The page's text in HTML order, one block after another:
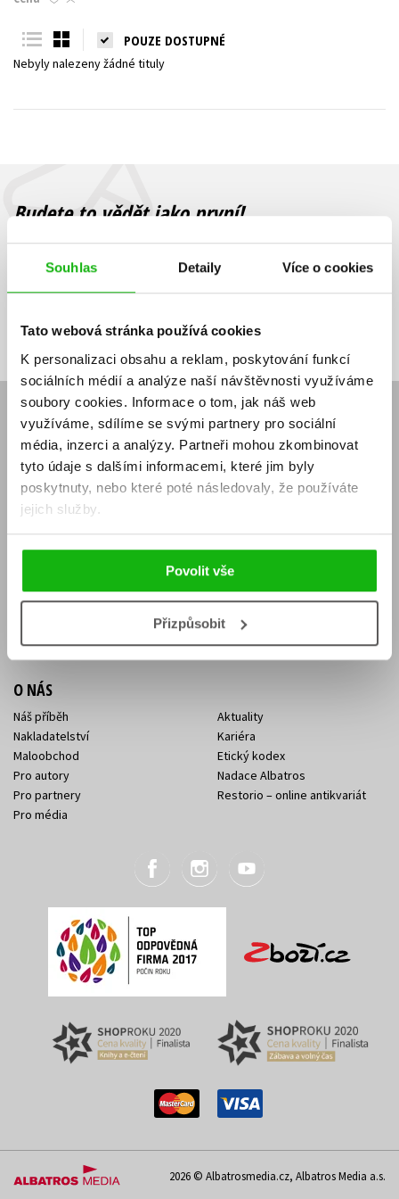
Souhlas Detaily Více o cookies
Tato webová stránka používá cookies
K personalizaci obsahu a reklam, poskytování funkcí
sociálních médií a analýze naší návštěvnosti využíváme
soubory cookies. Informace o tom, jak náš web
využíváme, sdílíme se svými partnery pro sociální
média, inzerci a analýzy. Partneři mohou zkombinovat
tyto údaje s dalšími informacemi, které jim byly
poskytnuty, nebo které poté následovaly, že používáte
jejich služby.
Povolit vše
Přizpůsobit
Young adult (SK)
Všechny tituly
POUZE DOSTUPNÉ
Nebyly nalezeny žádné tituly
Budete to vědět jako první!
Zajímá Vás, jaký knižní hit právě vychází, na jaké zboží je výhodná
sleva, jaká běží soutěž o ceny? Přihlášením k odběru našich e-
souhlasíte se zpracováním osobních údajů
mailová
adresa
mailová
adresa
Vaše e-mailová adresa Přihlásit se
E-SHOP
Aktuality
Naši autoři
Obchodní podmínky
Jak nakoupit
Knižní novinky
Dárkové poukazy
Affiliate program
KONTAKTY
Sídlo společnosti
Kontakty Albatros Media
O NÁS
Náš příběh
Nakladatelství
Maloobchod
Pro autory
Pro partnery
Pro média
Aktuality
Kariéra
Etický kodex
Nadace Albatros
Restorio – online antikvariát
2026 © Albatrosmedia.cz, Albatros Media a.s.